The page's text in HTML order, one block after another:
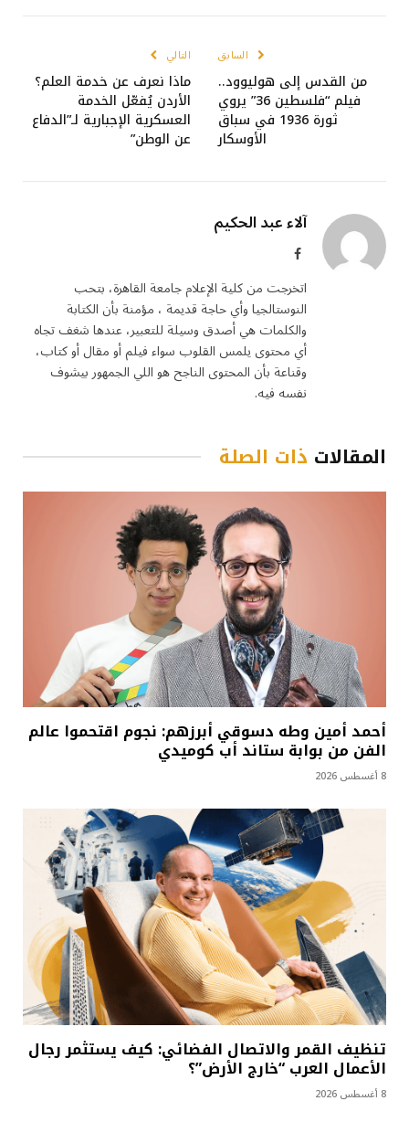
السابق
من القدس إلى هوليوود..
فيلم “فلسطين 36” يروي
ثورة 1936 في سباق
الأوسكار
التالي
ماذا نعرف عن خدمة العلم؟
الأردن يُفعّل الخدمة
العسكرية الإجبارية لـ”الدفاع
عن الوطن”
آلاء عبد الحكيم
فيسبوك
اتخرجت من كلية الإعلام جامعة القاهرة، بتحب
النوستالجيا وأي حاجة قديمة ، مؤمنة بأن الكتابة
والكلمات هي أصدق وسيلة للتعبير، عندها شغف تجاه
أي محتوى يلمس القلوب سواء فيلم أو مقال أو كتاب،
وقناعة بأن المحتوى الناجح هو اللي الجمهور بيشوف
نفسه فيه.
المقالات ذات الصلة
أحمد أمين وطه دسوقي أبرزهم: نجوم اقتحموا عالم
الفن من بوابة ستاند أب كوميدي
8 أغسطس 2026
تنظيف القمر والاتصال الفضائي: كيف يستثمر رجال
الأعمال العرب “خارج الأرض”؟
8 أغسطس 2026